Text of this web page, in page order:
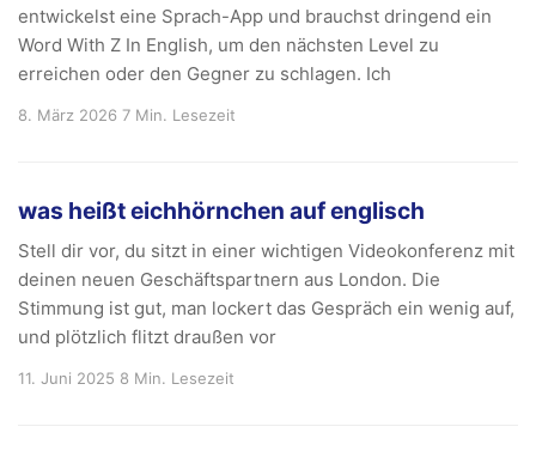
entwickelst eine Sprach-App und brauchst dringend ein
Word With Z In English, um den nächsten Level zu
erreichen oder den Gegner zu schlagen. Ich
8. März 2026 7 Min. Lesezeit
was heißt eichhörnchen auf englisch
Stell dir vor, du sitzt in einer wichtigen Videokonferenz mit
deinen neuen Geschäftspartnern aus London. Die
Stimmung ist gut, man lockert das Gespräch ein wenig auf,
und plötzlich flitzt draußen vor
11. Juni 2025 8 Min. Lesezeit